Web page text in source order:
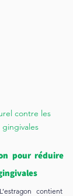
contre les
pour réduire
L’estragon contient